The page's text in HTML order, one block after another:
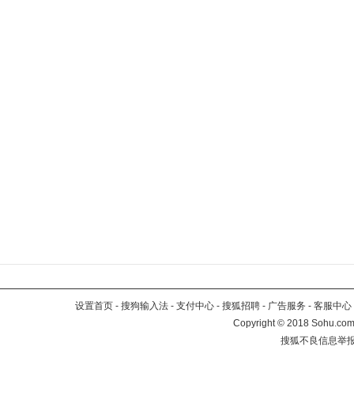
设置首页 - 搜狗输入法 - 支付中心 - 搜狐招聘 - 广告服务 - 客服中心
Copyright©2018
搜狐不良信息举